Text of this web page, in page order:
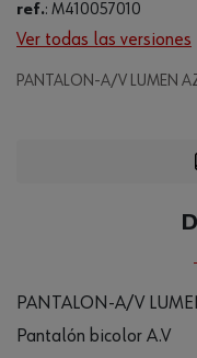
ref.: M410057010
Ver todas las versiones
PANTALON-A/V LUMEN
PANTALON-A/V
Pantalón bicolor A.V